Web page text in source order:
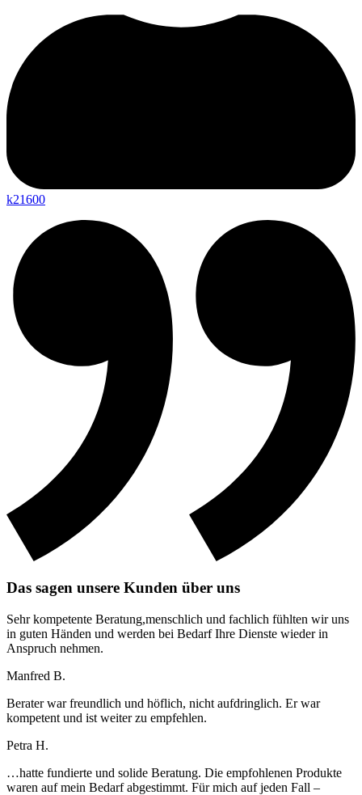
k21600
Das sagen unsere Kunden über uns
Sehr kompetente Beratung,menschlich und fachlich fühlten wir uns
in guten Händen und werden bei Bedarf Ihre Dienste wieder in
Anspruch nehmen.
Manfred B.
Berater war freundlich und höflich, nicht aufdringlich. Er war
kompetent und ist weiter zu empfehlen.
Petra H.
…hatte fundierte und solide Beratung. Die empfohlenen Produkte
waren auf mein Bedarf abgestimmt. Für mich auf jeden Fall –